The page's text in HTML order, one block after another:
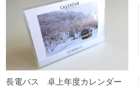
長電バス 卓上年度カレンダー